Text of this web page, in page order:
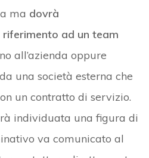
ma dovrà
ad un team
all’azienda oppure
una società esterna che
un contratto di servizio.
individuata una figura di
va comunicato al